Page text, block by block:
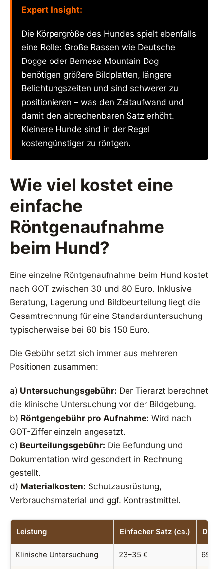
Expert Insight:
Die Körpergröße des Hundes spielt ebenfalls
eine Rolle: Große Rassen wie Deutsche
Dogge oder Bernese Mountain Dog
benötigen größere Bildplatten, längere
Belichtungszeiten und sind schwerer zu
positionieren – was den Zeitaufwand und
damit den abrechenbaren Satz erhöht.
Kleinere Hunde sind in der Regel
kostengünstiger zu röntgen.
Wie viel kostet eine
einfache
Röntgenaufnahme
beim Hund?
Eine einzelne Röntgenaufnahme beim Hund kostet
nach GOT zwischen 30 und 80 Euro. Inklusive
Beratung, Lagerung und Bildbeurteilung liegt die
Gesamtrechnung für eine Standarduntersuchung
typischerweise bei 60 bis 150 Euro.
Die Gebühr setzt sich immer aus mehreren
Positionen zusammen:
a) Untersuchungsgebühr: Der Tierarzt berechnet
die klinische Untersuchung vor der Bildgebung.
b) Röntgengebühr pro Aufnahme: Wird nach
GOT-Ziffer einzeln angesetzt.
c) Beurteilungsgebühr: Die Befundung und
Dokumentation wird gesondert in Rechnung
gestellt.
d) Materialkosten: Schutzausrüstung,
Verbrauchsmaterial und ggf. Kontrastmittel.
Leistung Einfacher Satz (ca.)
Klinische Untersuchung 23–35 €